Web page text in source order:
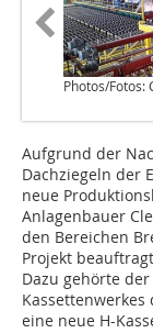
Photos/Fotos:
Aufgrund der
Dachziegeln der
neue
Anlagenbauer
den Bereichen
Projekt
Dazu gehörte
eine neue H-